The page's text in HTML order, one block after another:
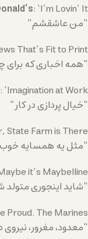
: ‘I’m Lovin’ It’
“من عاشقشم”
That’s Fit to Print’
“همه اخباری که برای
: ‘Imagination at Work.’
“خیال پردازی در کار”
State Farm is There’
“مثل یه همسایه
it’s Maybelline.’
“شاید اینجوری
Proud. The Marines’
“معدود، مغرور، نیروی